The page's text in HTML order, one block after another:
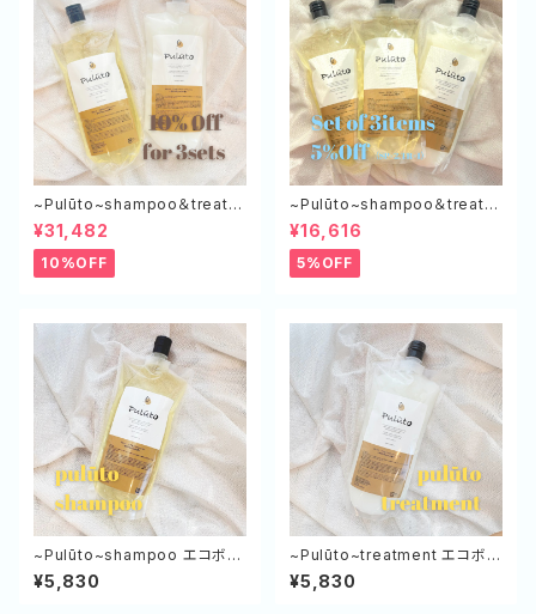
~Pulūto~shampoo＆treatm
ent エコボトル（SP×3,TR×3）
¥31,482
10%OFF
~Pulūto~shampoo＆treatm
ent エコボトル（SP×２,TR×１）
¥16,616
5%OFF
~Pulūto~shampoo エコボト
ル 500㎖
¥5,830
~Pulūto~treatment エコボト
ル 500g
¥5,830